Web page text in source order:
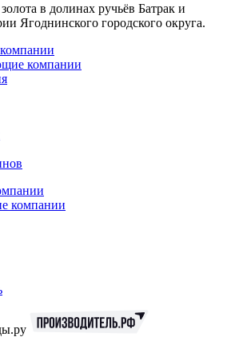
в долинах ручьёв Батрак и
Ягоднинского городского округа.
компании
компании